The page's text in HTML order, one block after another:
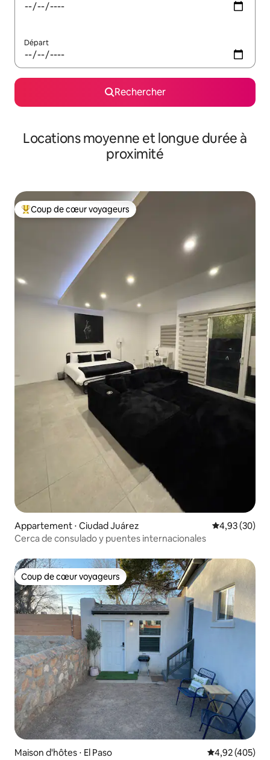
Départ
Rechercher
Locations moyenne et longue durée à
proximité
Coups de cœur voyageurs les plus appréciés
Coup de cœur voyageurs
Appartement ⋅ Ciudad Juárez Évaluation
4,93 (30)
Cerca de consulado y puentes internacionales
Coup de cœur voyageurs
Coup de cœur voyageurs
Maison d'hôtes ⋅ El Paso Évaluation
4,92 (405)